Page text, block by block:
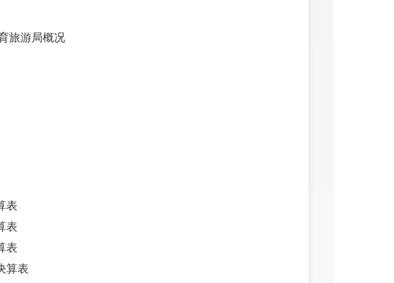
旅游局概况
表
表
表
算表